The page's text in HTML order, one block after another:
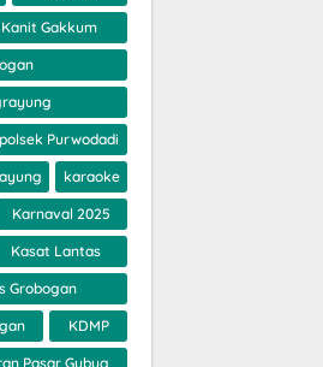
Kanit Gakkum
Purwodadi
karaoke
Karnaval 2025
Kasat Lantas
Grobogan
KDMP
Pasar Gubug